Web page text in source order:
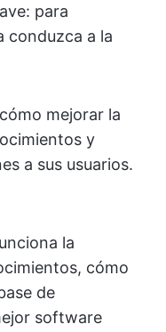
para
conduzca a la
mejorar la
y
a sus usuarios.
la
cómo
de
software